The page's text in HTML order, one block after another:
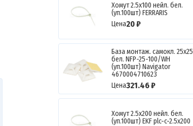
Хомут 2.5х100 нейл. бел.
(уп.100шт) FERRARIS
Цена20 ₽
База монтаж. самокл. 25х25
бел. NFP-25-100/WH
(уп.100шт) Navigator
4670004710623
Цена321.46 ₽
Хомут 2.5х200 нейл. бел.
(уп.100шт) EKF plc-c-2.5x200